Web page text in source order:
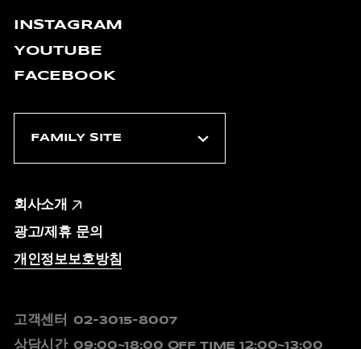
INSTAGRAM
YOUTUBE
FACEBOOK
회사소개
광고/제휴 문의
개인정보보호방침
고객센터 02-3015-8007
상담시간 09:00~18:00 OFF TIME 12:00~13:00